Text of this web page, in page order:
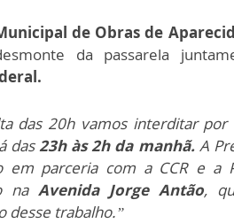
de Obras de
da passarela
das 20h vamos interditar por
das23h às 2h da manhã.A
em parceria com a CCR e a
na Avenida Jorge Antão,
desse trabalho.”